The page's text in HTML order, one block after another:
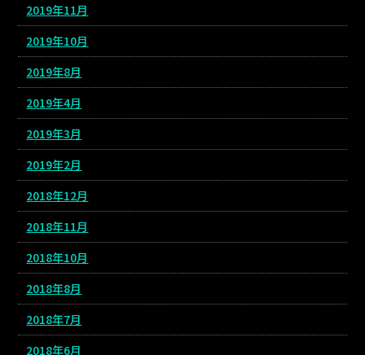
2019年11月
2019年10月
2019年8月
2019年4月
2019年3月
2019年2月
2018年12月
2018年11月
2018年10月
2018年8月
2018年7月
2018年6月